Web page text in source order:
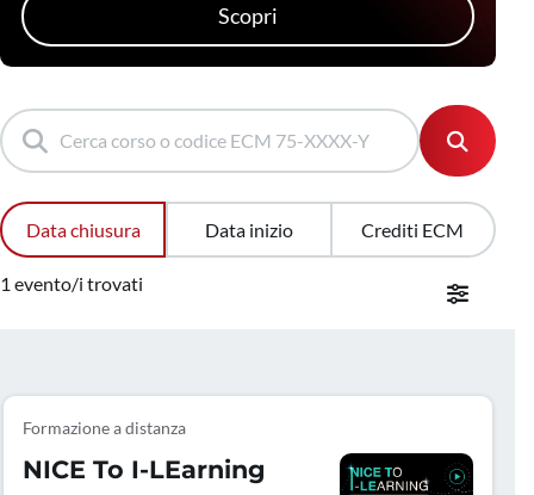
Scopri
Data chiusura Data inizio Crediti ECM
1 evento/i trovati
Formazione a distanza
NICE To I-LEarning